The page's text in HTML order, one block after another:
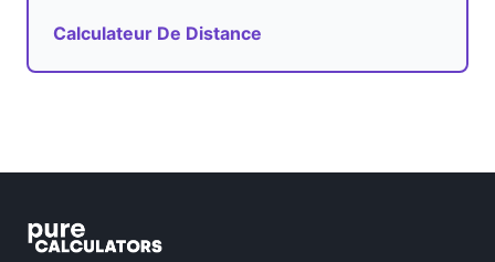
Calculateur De Distance